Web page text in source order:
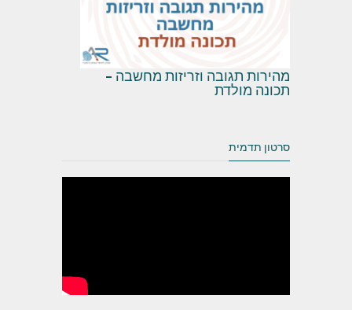
מהירות תגובה וזריזות מחשבה –
תכונה מולדת
סרטון תדמית